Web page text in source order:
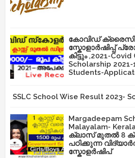
കോവിഡ്
സ്കോളാർഷിപ്പ്
കിട്ടും ,2021-
Scholarship
Students-
SSLC School Wise Result 2023-
Margadeepam
Malayalam-
ക്ലാസ് മുതൽ 8
പഠിക്കുന്ന
സ്കോളർഷിപ്